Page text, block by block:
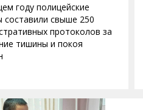
году полицейские
свыше 250
протоколов за
тишины и покоя